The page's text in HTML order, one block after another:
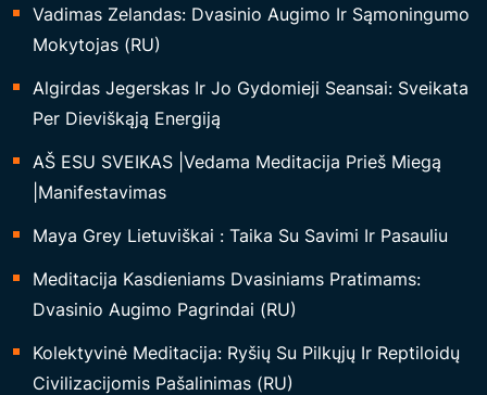
Vadimas Zelandas: Dvasinio Augimo Ir Sąmoningumo
Mokytojas (RU)
Algirdas Jegerskas Ir Jo Gydomieji Seansai: Sveikata
Per Dieviškąją Energiją
AŠ ESU SVEIKAS |Vedama Meditacija Prieš Miegą
|Manifestavimas
Maya Grey Lietuviškai : Taika Su Savimi Ir Pasauliu
Meditacija Kasdieniams Dvasiniams Pratimams:
Dvasinio Augimo Pagrindai (RU)
Kolektyvinė Meditacija: Ryšių Su Pilkųjų Ir Reptiloidų
Civilizacijomis Pašalinimas (RU)